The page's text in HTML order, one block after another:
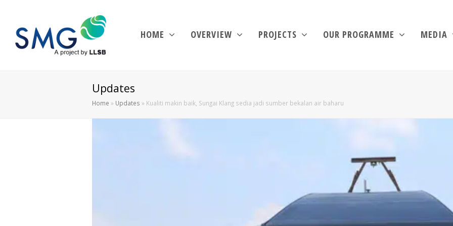
HOME OVERVIEW PROJECTS OUR PROGRAMME MEDIA
Updates
Home » Updates » Kualiti makin baik, Sungai Klang sedia jadi sumber bekalan air baharu